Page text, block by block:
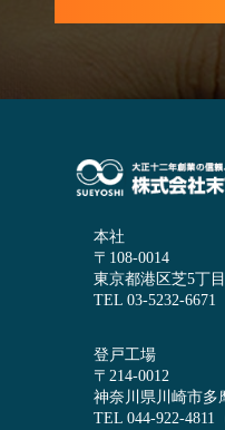
本社
〒108-0014
東京都港区芝5丁
TEL 03-5232-6671
登戸工場
〒214-0012
神奈川県川崎市多
TEL 044-922-4811